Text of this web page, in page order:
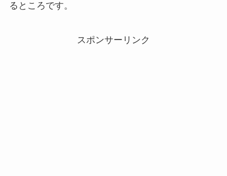
るところです。
スポンサーリンク